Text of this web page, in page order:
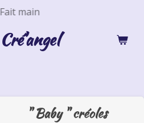
Cré'angel
Fait main
" Baby " créoles